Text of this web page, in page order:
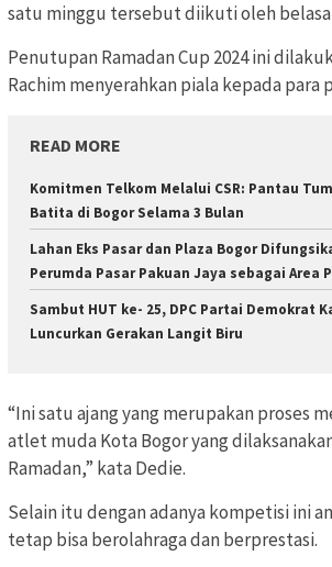
satu minggu tersebut diikuti oleh
Penutupan Ramadan Cup 2024 ini
Rachim menyerahkan piala kepada para
READ MORE
Komitmen Telkom Melalui CSR: Pantau
Batita di Bogor Selama 3 Bulan
Lahan Eks Pasar dan Plaza Bogor
Perumda Pasar Pakuan Jaya sebagai Area
Sambut HUT ke- 25, DPC Partai Demokrat
Luncurkan Gerakan Langit Biru
“Ini satu ajang yang merupakan proses
atlet muda Kota Bogor yang
Ramadan,” kata Dedie.
Selain itu dengan adanya kompetisi ini
tetap bisa berolahraga dan berprestasi.